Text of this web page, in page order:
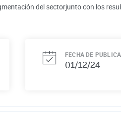
del sectorjunto con los
FECHA DE
01/12/24